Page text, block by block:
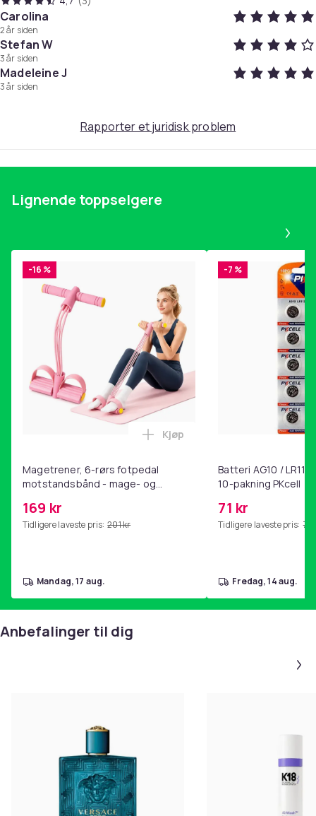
Carolina
2 år siden
Stefan W
3 år siden
Madeleine J
3 år siden
Rapporter et juridisk problem
Lignende toppselgere
-16 %
Magetrener, 6-rørs fotpedal
motstandsbånd - mage- og
hjemmegymnastikk Pink
169 kr
Tidligere laveste pris: 201 kr
Legg Magetrener, 6-rørs
Kjøp
mandag, 17 aug.
-7 %
Batteri AG10 /
10-pakning PKcell
71 kr
Tidligere laveste pris: 76
fredag, 14 aug.
Anbefalinger til dig